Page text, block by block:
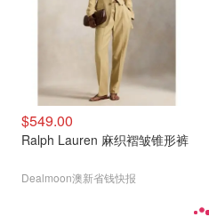
$549.00
Ralph Lauren 麻织褶皱锥形裤
Dealmoon澳新省钱快报